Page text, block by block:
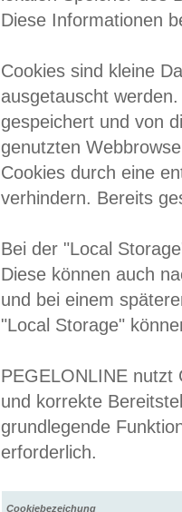
Diese Informationen
Cookies sind kleine
ausgetauscht
gespeichert und von
genutzten
Cookies durch eine
verhindern. Bereits
Bei der "Local
Diese können auch
und bei einem
"Local Storage"
PEGELONLINE nutzt
und korrekte
grundlegende
erforderlich.
Cookiebezeichung